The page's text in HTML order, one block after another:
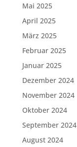
Mai 2025
April 2025
März 2025
Februar 2025
Januar 2025
Dezember 2024
November 2024
Oktober 2024
September 2024
August 2024